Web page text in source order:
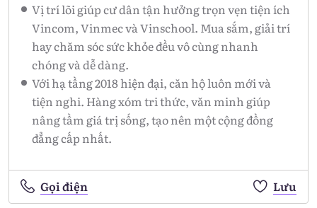
Vị trí lõi giúp cư dân tận hưởng trọn vẹn tiện ích
Vincom, Vinmec và Vinschool. Mua sắm, giải trí
hay chăm sóc sức khỏe đều vô cùng nhanh
chóng và dễ dàng.
Với hạ tầng 2018 hiện đại, căn hộ luôn mới và
tiện nghi. Hàng xóm tri thức, văn minh giúp
nâng tầm giá trị sống, tạo nên một cộng đồng
đẳng cấp nhất.
Gọi điện Lưu